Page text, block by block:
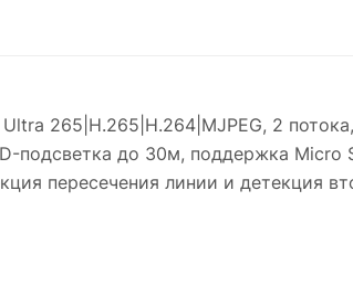
265|H.265|H.264|MJPEG, 2
до 30м, поддержка Micro
пересечения линии и детекция